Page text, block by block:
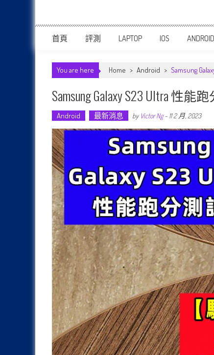
首頁 評測 LAPTOP IOS ANDROID
You are here Home > Android > Samsung
Samsung Galaxy S23 Ultra 性
Android 最新消息 by Victor Ng- 11 2 月, 2023